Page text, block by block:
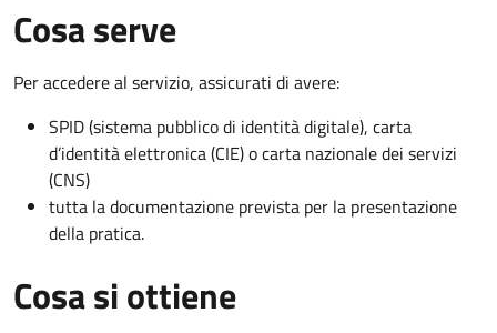
Cosa serve
Per accedere al servizio, assicurati di avere:
SPID (sistema pubblico di identità digitale), carta
d’identità elettronica (CIE) o carta nazionale dei servizi
(CNS)
tutta la documentazione prevista per la presentazione
della pratica.
Cosa si ottiene